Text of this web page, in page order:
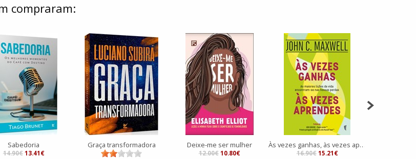
compraram:
Sabedoria
14.90€ 13.41€
Graça transformadora Deixe-me ser mulher
12.00€ 10.80€
Às vezes ganhas, às vezes aprendes
16.90€ 15.21€